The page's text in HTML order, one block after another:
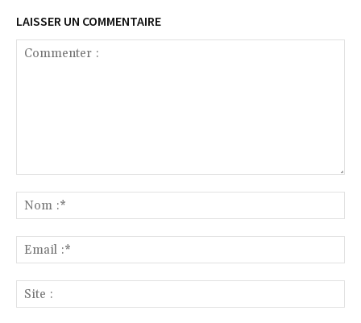
LAISSER UN COMMENTAIRE
:*
:*
: